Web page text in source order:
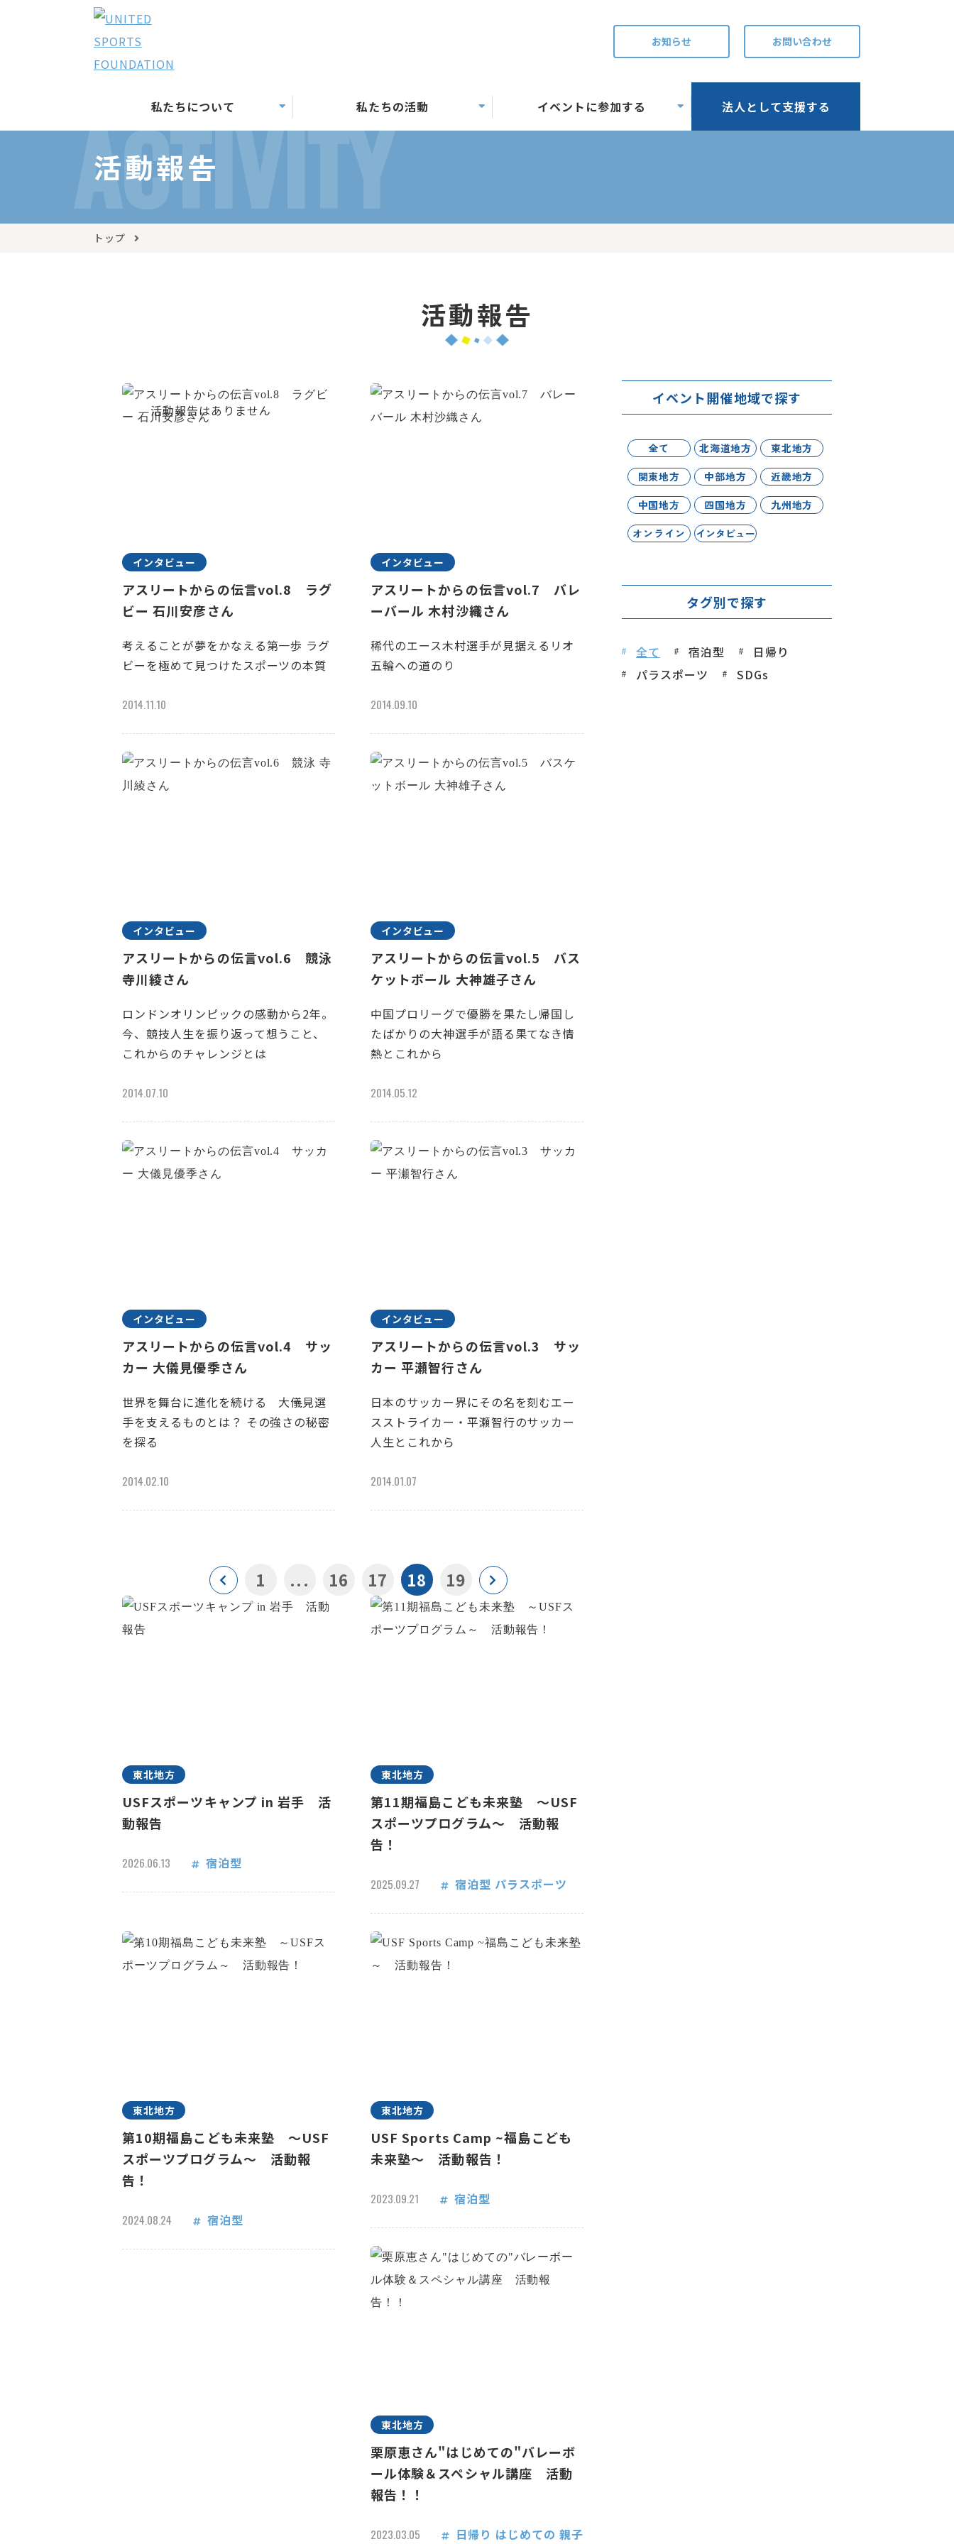
お知らせ お問い合わせ
私たちについて 私たちの活動 イベントに参加する 法人として支援する
ACTIVITY
活動報告
トップ
活動報告
インタビュー
アスリートからの伝言vol.8 ラグ
ビー 石川安彦さん
考えることが夢をかなえる第一歩 ラグ
ビーを極めて見つけたスポーツの本質
2014.11.10
インタビュー
アスリートからの伝言vol.7 バレ
ーバール 木村沙織さん
稀代のエース木村選手が見据えるリオ
五輪への道のり
2014.09.10
インタビュー
アスリートからの伝言vol.6 競泳
寺川綾さん
ロンドンオリンピックの感動から2年。
今、競技人生を振り返って想うこと、
これからのチャレンジとは
2014.07.10
インタビュー
アスリートからの伝言vol.5 バス
ケットボール 大神雄子さん
中国プロリーグで優勝を果たし帰国し
たばかりの大神選手が語る果てなき情
熱とこれから
2014.05.12
インタビュー
アスリートからの伝言vol.4 サッ
カー 大儀見優季さん
世界を舞台に進化を続ける 大儀見選
手を支えるものとは？ その強さの秘密
を探る
2014.02.10
インタビュー
アスリートからの伝言vol.3 サッ
カー 平瀬智行さん
日本のサッカー界にその名を刻むエー
スストライカー・平瀬智行のサッカー
人生とこれから
2014.01.07
1 ... 16 17 18 19
東北地方
USFスポーツキャンプ in 岩手 活
動報告
2026.06.13 宿泊型
東北地方
第11期福島こども未来塾 ～USF
スポーツプログラム～ 活動報
告！
2025.09.27 宿泊型 パラスポーツ
東北地方
第10期福島こども未来塾 ～USF
スポーツプログラム～ 活動報
告！
2024.08.24 宿泊型
東北地方
USF Sports Camp ~福島こども
未来塾～ 活動報告！
2023.09.21 宿泊型
東北地方
栗原恵さん"はじめての"バレーボ
ール体験＆スペシャル講座 活動
報告！！
2023.03.05 日帰り はじめての 親子
イベント開催地域で探す
全て 北海道地方
東北地方
関東地方
中部地方
近畿地方
中国地方
四国地方
九州地方
オンライン
インタビュー
タグ別で探す
全て 宿泊型
日帰り
パラスポーツ
SDGs